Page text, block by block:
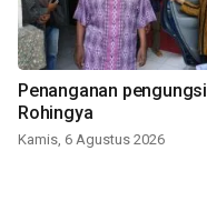
Penanganan pengungsi
Rohingya
Kamis, 6 Agustus 2026